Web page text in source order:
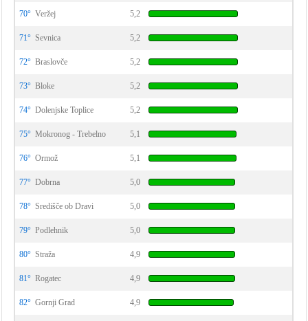
70° Veržej 5,2
71° Sevnica 5,2
72° Braslovče 5,2
73° Bloke 5,2
74° Dolenjske Toplice 5,2
75° Mokronog - Trebelno 5,1
76° Ormož 5,1
77° Dobrna 5,0
78° Središče ob Dravi 5,0
79° Podlehnik 5,0
80° Straža 4,9
81° Rogatec 4,9
82° Gornji Grad 4,9